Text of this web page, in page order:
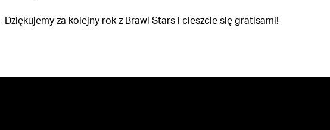
Dziękujemy za kolejny rok z Brawl Stars i cieszcie się gratisami!